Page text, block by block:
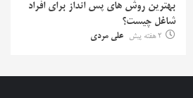
بهترین روش‌ های پس‌ انداز برای افراد
شاغل چیست؟
2 هفته پیش علی مردی